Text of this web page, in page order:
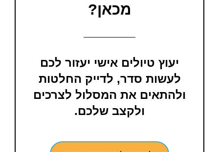
מכאן?
יעוץ טיולים אישי יעזור לכם
לעשות סדר, לדייק החלטות
ולהתאים את המסלול לצרכים
ולקצב שלכם.